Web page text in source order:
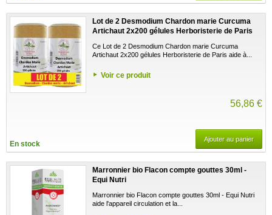
Lot de 2 Desmodium Chardon marie Curcuma
Artichaut 2x200 gélules Herboristerie de Paris
Ce Lot de 2 Desmodium Chardon marie Curcuma
Artichaut 2x200 gélules Herboristerie de Paris aide à...
Voir ce produit
56,86 €
En stock
Ajouter au panier
Marronnier bio Flacon compte gouttes 30ml -
Equi Nutri
Marronnier bio Flacon compte gouttes 30ml - Equi Nutri
aide l'appareil circulation et la...